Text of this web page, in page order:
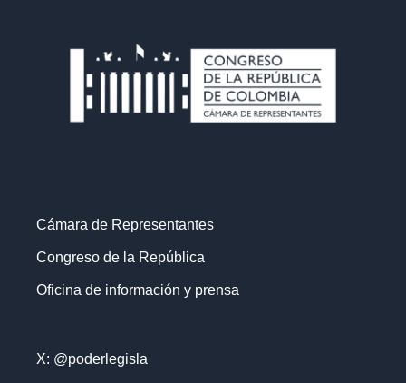
Cámara de Representantes
Congreso de la República
Oficina de información y prensa
X: @poderlegisla